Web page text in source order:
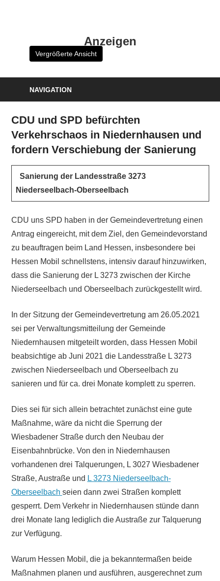
Anzeigen
Vergrößerte Ansicht
NAVIGATION
CDU und SPD befürchten
Verkehrschaos in Niedernhausen und
fordern Verschiebung der Sanierung
Sanierung der Landesstraße 3273
Niederseelbach-Oberseelbach
CDU uns SPD haben in der Gemeindevertretung einen
Antrag eingereicht, mit dem Ziel, den Gemeindevorstand
zu beauftragen beim Land Hessen, insbesondere bei
Hessen Mobil schnellstens, intensiv darauf hinzuwirken,
dass die Sanierung der L 3273 zwischen der Kirche
Niederseelbach und Oberseelbach zurückgestellt wird.
In der Sitzung der Gemeindevertretung am 26.05.2021
sei per Verwaltungsmitteilung der Gemeinde
Niedernhausen mitgeteilt worden, dass Hessen Mobil
beabsichtige ab Juni 2021 die Landesstraße L 3273
zwischen Niederseelbach und Oberseelbach zu
sanieren und für ca. drei Monate komplett zu sperren.
Dies sei für sich allein betrachtet zunächst eine gute
Maßnahme, wäre da nicht die Sperrung der
Wiesbadener Straße durch den Neubau der
Eisenbahnbrücke. Von den in Niedernhausen
vorhandenen drei Talquerungen, L 3027 Wiesbadener
Straße, Austraße und L 3273 Niederseelbach-
Oberseelbach seien dann zwei Straßen komplett
gesperrt. Dem Verkehr in Niedernhausen stünde dann
drei Monate lang lediglich die Austraße zur Talquerung
zur Verfügung.
Warum Hessen Mobil, die ja bekanntermaßen beide
Maßnahmen planen und ausführen, ausgerechnet zum